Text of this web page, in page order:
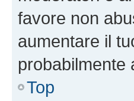
favore non
aumentare il
probabilmente
Top